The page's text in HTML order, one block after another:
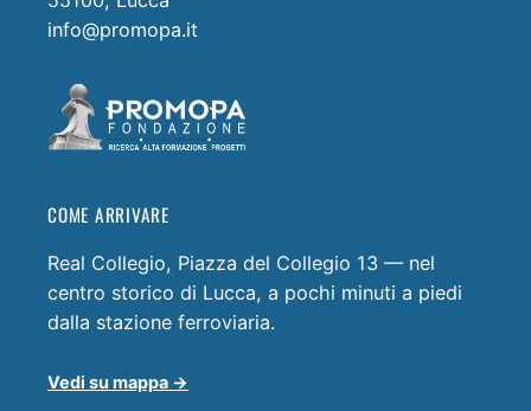
info@promopa.it
COME ARRIVARE
Real Collegio, Piazza del Collegio 13 — nel
centro storico di Lucca, a pochi minuti a piedi
dalla stazione ferroviaria.
Vedi su mappa →